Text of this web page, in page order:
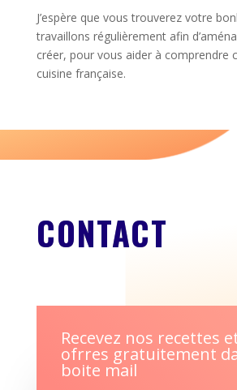
J’espère que vous trouverez votre
travaillons régulièrement afin
créer, pour vous aider à comprendre
cuisine française.
CONTACT
Recevez nos recettes
ofrres gratuitement
boite mail